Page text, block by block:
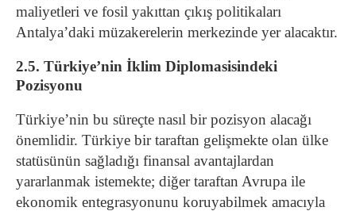
maliyetleri ve fosil yakıttan çıkış politikaları
Antalya’daki müzakerelerin merkezinde yer alacaktır.
2.5. Türkiye’nin İklim Diplomasisindeki
Pozisyonu
Türkiye’nin bu süreçte nasıl bir pozisyon alacağı
önemlidir. Türkiye bir taraftan gelişmekte olan ülke
statüsünün sağladığı finansal avantajlardan
yararlanmak istemekte; diğer taraftan Avrupa ile
ekonomik entegrasyonunu koruyabilmek amacıyla